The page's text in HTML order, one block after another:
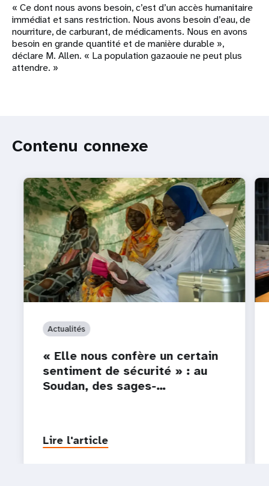
« Ce dont nous avons besoin, c’est d’un accès humanitaire
immédiat et sans restriction. Nous avons besoin d’eau, de
nourriture, de carburant, de médicaments. Nous en avons
besoin en grande quantité et de manière durable »,
déclare M. Allen. « La population gazaouie ne peut plus
attendre. »
Contenu connexe
Actualités
« Elle nous confère un certain
sentiment de sécurité » : au
Soudan, des sages-…
Lire l'article